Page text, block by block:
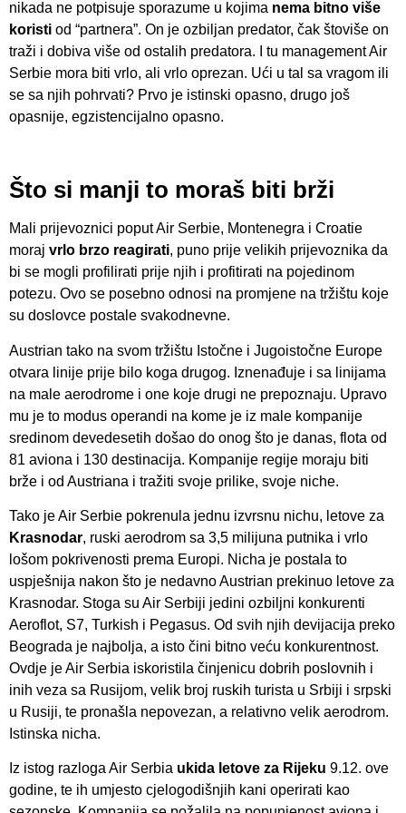
nikada ne potpisuje sporazume u kojima nema bitno više
koristi od “partnera”. On je ozbiljan predator, čak štoviše on
traži i dobiva više od ostalih predatora. I tu management Air
Serbie mora biti vrlo, ali vrlo oprezan. Ući u tal sa vragom ili
se sa njih pohrvati? Prvo je istinski opasno, drugo još
opasnije, egzistencijalno opasno.
Što si manji to moraš biti brži
Mali prijevoznici poput Air Serbie, Montenegra i Croatie
moraj vrlo brzo reagirati, puno prije velikih prijevoznika da
bi se mogli profilirati prije njih i profitirati na pojedinom
potezu. Ovo se posebno odnosi na promjene na tržištu koje
su doslovce postale svakodnevne.
Austrian tako na svom tržištu Istočne i Jugoistočne Europe
otvara linije prije bilo koga drugog. Iznenađuje i sa linijama
na male aerodrome i one koje drugi ne prepoznaju. Upravo
mu je to modus operandi na kome je iz male kompanije
sredinom devedesetih došao do onog što je danas, flota od
81 aviona i 130 destinacija. Kompanije regije moraju biti
brže i od Austriana i tražiti svoje prilike, svoje niche.
Tako je Air Serbie pokrenula jednu izvrsnu nichu, letove za
Krasnodar, ruski aerodrom sa 3,5 milijuna putnika i vrlo
lošom pokrivenosti prema Europi. Nicha je postala to
uspješnija nakon što je nedavno Austrian prekinuo letove za
Krasnodar. Stoga su Air Serbiji jedini ozbiljni konkurenti
Aeroflot, S7, Turkish i Pegasus. Od svih njih devijacija preko
Beograda je najbolja, a isto čini bitno veću konkurentnost.
Ovdje je Air Serbia iskoristila činjenicu dobrih poslovnih i
inih veza sa Rusijom, velik broj ruskih turista u Srbiji i srpski
u Rusiji, te pronašla nepovezan, a relativno velik aerodrom.
Istinska nicha.
Iz istog razloga Air Serbia ukida letove za Rijeku 9.12. ove
godine, te ih umjesto cjelogodišnjih kani operirati kao